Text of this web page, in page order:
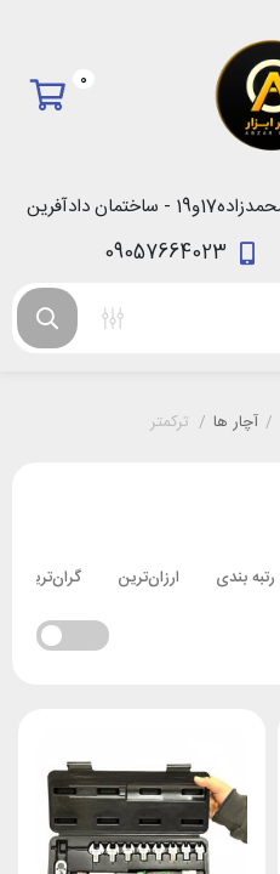
0
09057664023
/ آچار ها / ترکمتر
رتبه بندی ارزان‌ترین گران‌ترین